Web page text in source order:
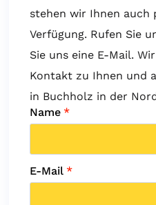
stehen wir Ihnen auch
Verfügung. Rufen Sie
Sie uns eine E-Mail.
Kontakt zu Ihnen und
in Buchholz in der
Name *
E-Mail *